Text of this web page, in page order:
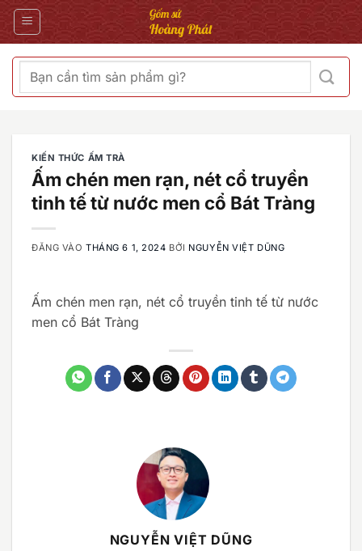
Bỏ
qua
Tìm
kiếm:
KIẾN THỨC ẤM TRÀ
Ấm chén men rạn, nét cổ truyền
tinh tế từ nước men cổ Bát Tràng
ĐĂNG VÀOTHÁNG 6 1, 2024 BỞI NGUYỄN VIỆT DŨNG
Ấm chén men rạn, nét cổ truyền tinh tế từ nước
men cổ Bát Tràng
NGUYỄN VIỆT DŨNG